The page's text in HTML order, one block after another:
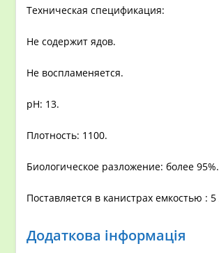
Техническая спецификация:
Не содержит ядов.
Не воспламеняется.
рН: 13.
Плотность: 1100.
Биологическое разложение: более 95%.
Поставляется в канистрах емкостью : 5
Додаткова інформація